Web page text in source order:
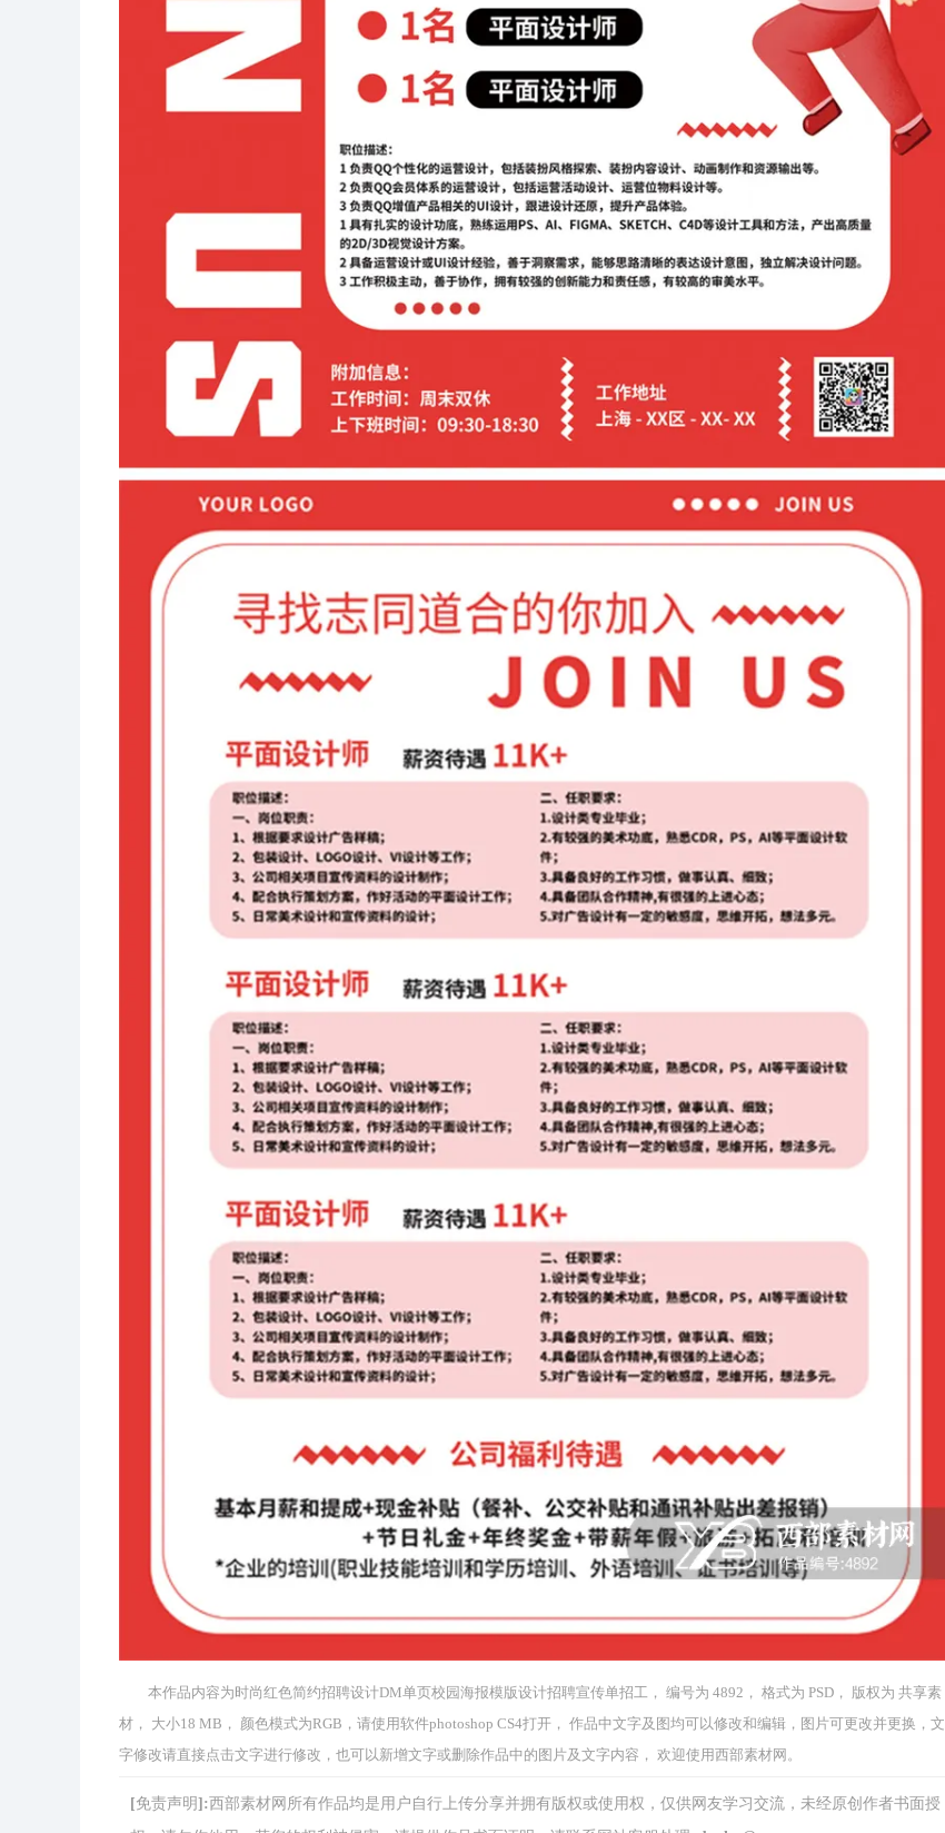
本作品内容为时尚红色简约招聘设计DM单页校园海报模版设计招聘宣传单招工， 编号为 4892， 格式为 PSD， 版权为 共享素
材， 大小18 MB， 颜色模式为RGB，请使用软件photoshop CS4打开， 作品中文字及图均可以修改和编辑，图片可更改并更换，文
字修改请直接点击文字进行修改，也可以新增文字或删除作品中的图片及文字内容， 欢迎使用西部素材网。
[免责声明]:西部素材网所有作品均是用户自行上传分享并拥有版权或使用权，仅供网友学习交流，未经原创作者书面授